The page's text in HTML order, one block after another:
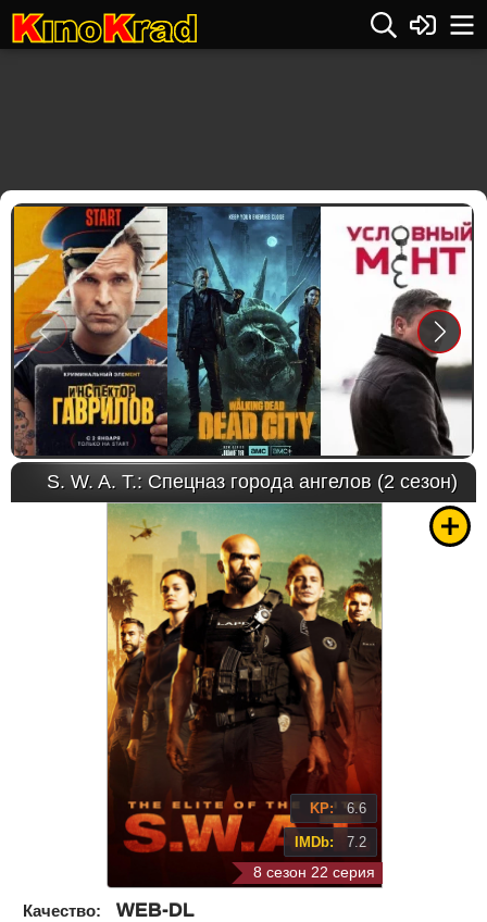
S. W. A. T.: Спецназ города ангелов (2 сезон)
8 сезон 22 серия
KP: 6.6
IMDb: 7.2
Качество: WEB-DL
Previous Next